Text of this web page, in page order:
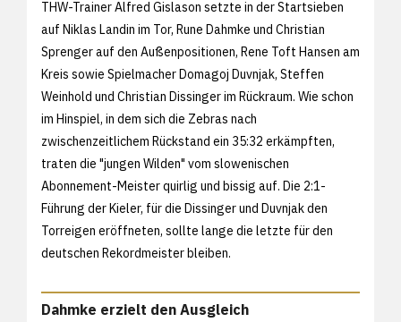
THW-Trainer Alfred Gislason setzte in der Startsieben
auf Niklas Landin im Tor, Rune Dahmke und Christian
Sprenger auf den Außenpositionen, Rene Toft Hansen am
Kreis sowie Spielmacher Domagoj Duvnjak, Steffen
Weinhold und Christian Dissinger im Rückraum. Wie schon
im Hinspiel, in dem sich die Zebras nach
zwischenzeitlichem Rückstand ein 35:32 erkämpften,
traten die "jungen Wilden" vom slowenischen
Abonnement-Meister quirlig und bissig auf. Die 2:1-
Führung der Kieler, für die Dissinger und Duvnjak den
Torreigen eröffneten, sollte lange die letzte für den
deutschen Rekordmeister bleiben.
Dahmke erzielt den Ausgleich